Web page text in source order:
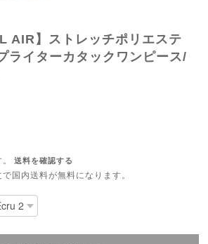
AIR】ストレッチポリエステ
ライターカタックワンピース/
送料を確認する
国内送料が無料になります。